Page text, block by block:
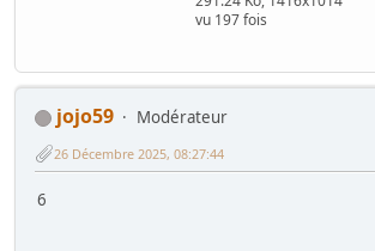
vu 197 fois
jojo59
Modérateur
26 Décembre 2025, 08:27:44
6